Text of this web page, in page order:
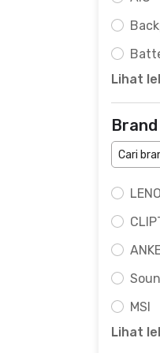
Lihat
Brand
MSI
Lihat